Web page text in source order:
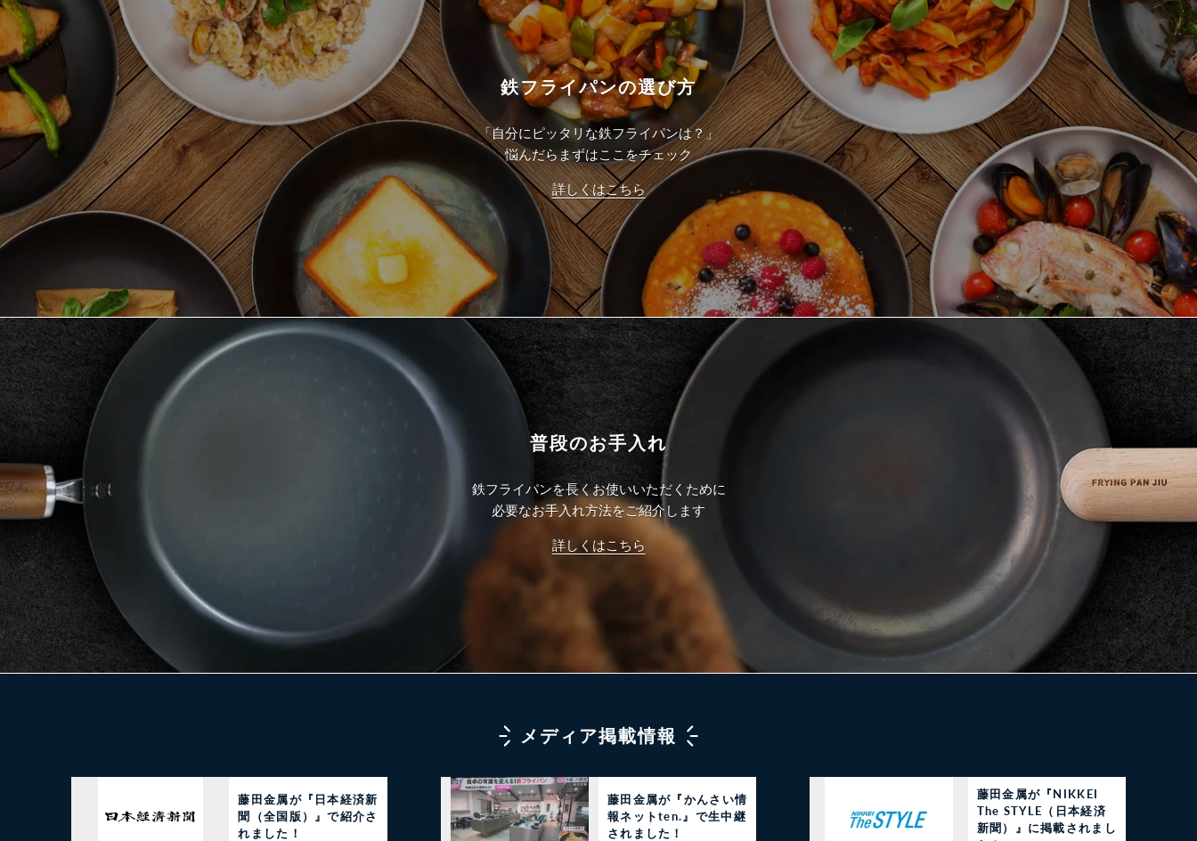
鉄フライパンの選び方
「自分にピッタリな鉄フライパンは？」
悩んだらまずはここをチェック
詳しくはこちら
普段のお手入れ
鉄フライパンを長くお使いいただくために
必要なお手入れ方法をご紹介します
詳しくはこちら
メディア掲載情報
藤田金属が『日本経済新
聞（全国版）』で紹介さ
れました！
藤田金属が『かんさい情
報ネットten.』で生中継
されました！
藤田金属が『NIKKEI
The STYLE（日本経済
新聞）』に掲載されまし